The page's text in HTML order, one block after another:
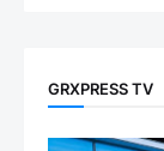
GRXPRESS TV